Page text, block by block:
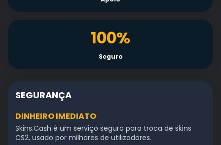
100%
Seguro
SEGURANÇA
DINHEIRO IMEDIATO
Skins.Cash é um serviço seguro para troca de skins
CS2, usado por milhares de utilizadores.